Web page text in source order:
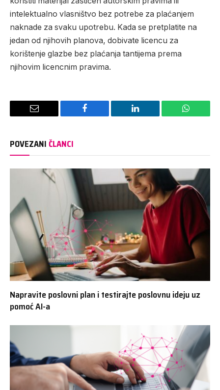
intelektualno vlasništvo bez potrebe za plaćanjem
naknade za svaku upotrebu. Kada se pretplatite na
jedan od njihovih planova, dobivate licencu za
korištenje glazbe bez plaćanja tantijema prema
njihovim licencnim pravima.
Email Facebook LinkedIn
POVEZANIČLANCI
Napravite poslovni plan i testirajte poslovnu ideju uz
pomoć AI-a